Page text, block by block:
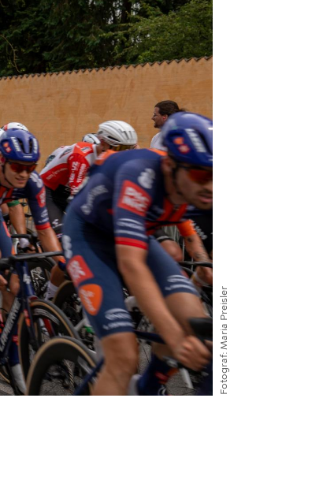
Fotograf
Maria Preisler